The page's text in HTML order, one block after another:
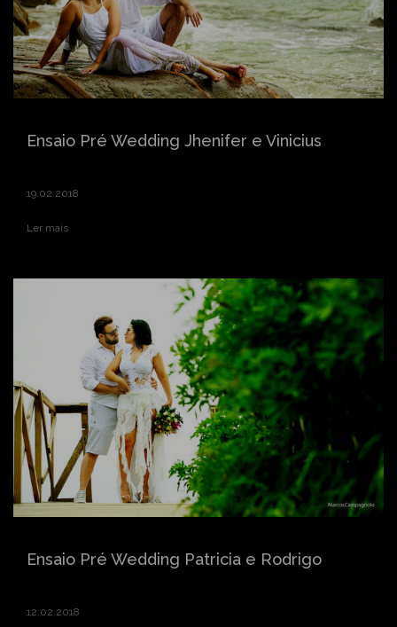
Ensaio Pré Wedding Jhenifer e Vinicius
19.02.2018
Ler mais
Ensaio Pré Wedding Patricia e Rodrigo
12.02.2018